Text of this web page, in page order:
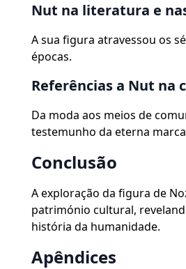
Nut na literatura e
A sua figura atravessou os
épocas.
Referências a Nut na
Da moda aos meios de
testemunho da eterna
Conclusão
A exploração da figura de
património cultural,
história da humanidade.
Apêndices